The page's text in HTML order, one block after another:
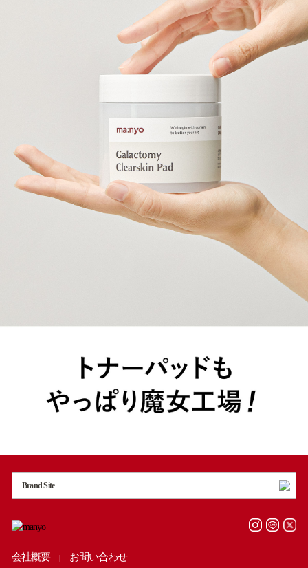
Brand Site
会社概要 お問い合わせ